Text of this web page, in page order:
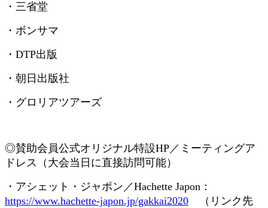
・三省堂
・ボンサマ
・ DTP出版
・朝日出版社
・グロリアツアーズ
◎賛助会員公式オリジナル特設HP／ミーティングア
ドレス（大会当日に直接訪問可能）
・アシェット・ジャポン／Hachette Japon ：
https://www.hachette-japon.jp/gakkai2020 （リンク先